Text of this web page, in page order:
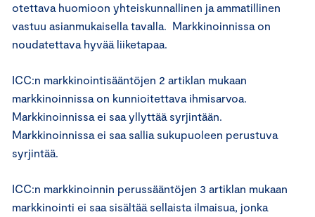
otettava huomioon yhteiskunnallinen ja ammatillinen
vastuu asianmukaisella tavalla. Markkinoinnissa on
noudatettava hyvää liiketapaa.
ICC:n markkinointisääntöjen 2 artiklan mukaan
markkinoinnissa on kunnioitettava ihmisarvoa.
Markkinoinnissa ei saa yllyttää syrjintään.
Markkinoinnissa ei saa sallia sukupuoleen perustuva
syrjintää.
ICC:n markkinoinnin perussääntöjen 3 artiklan mukaan
markkinointi ei saa sisältää sellaista ilmaisua, jonka